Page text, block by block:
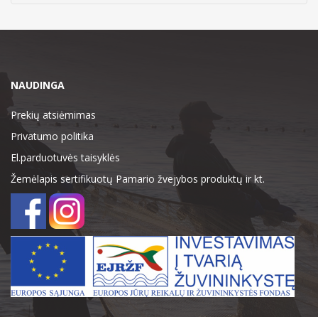
NAUDINGA
Prekių atsiėmimas
Privatumo politika
El.parduotuvės taisyklės
Žemėlapis sertifikuotų Pamario žvejybos produktų ir kt.